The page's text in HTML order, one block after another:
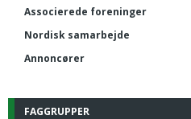
Associerede foreninger
Nordisk samarbejde
Annoncører
FAGGRUPPER